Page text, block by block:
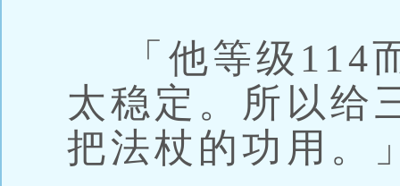
「他等级114
太稳定。所以给
把法杖的功用。